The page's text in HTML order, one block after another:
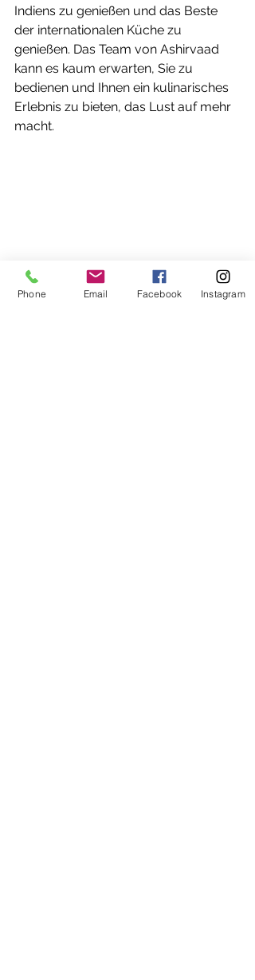
Indiens zu genießen und das Beste
der internationalen Küche zu
genießen. Das Team von Ashirvaad
kann es kaum erwarten, Sie zu
bedienen und Ihnen ein kulinarisches
Erlebnis zu bieten, das Lust auf mehr
macht.
Phone Email Facebook Instagram